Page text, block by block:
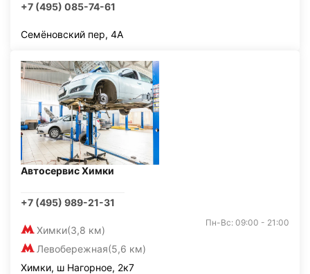
+7 (495) 085-74-61
Семёновский пер, 4А
Автосервис Химки
+7 (495) 989-21-31
Химки(3,8 км)
Левобережная(5,6 км)
Пн-Вс: 09:00 - 21:00
Химки, ш Нагорное, 2к7